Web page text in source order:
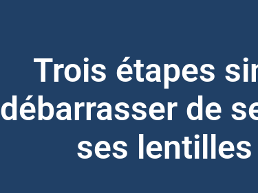
Trois étapes
débarrasser de
ses